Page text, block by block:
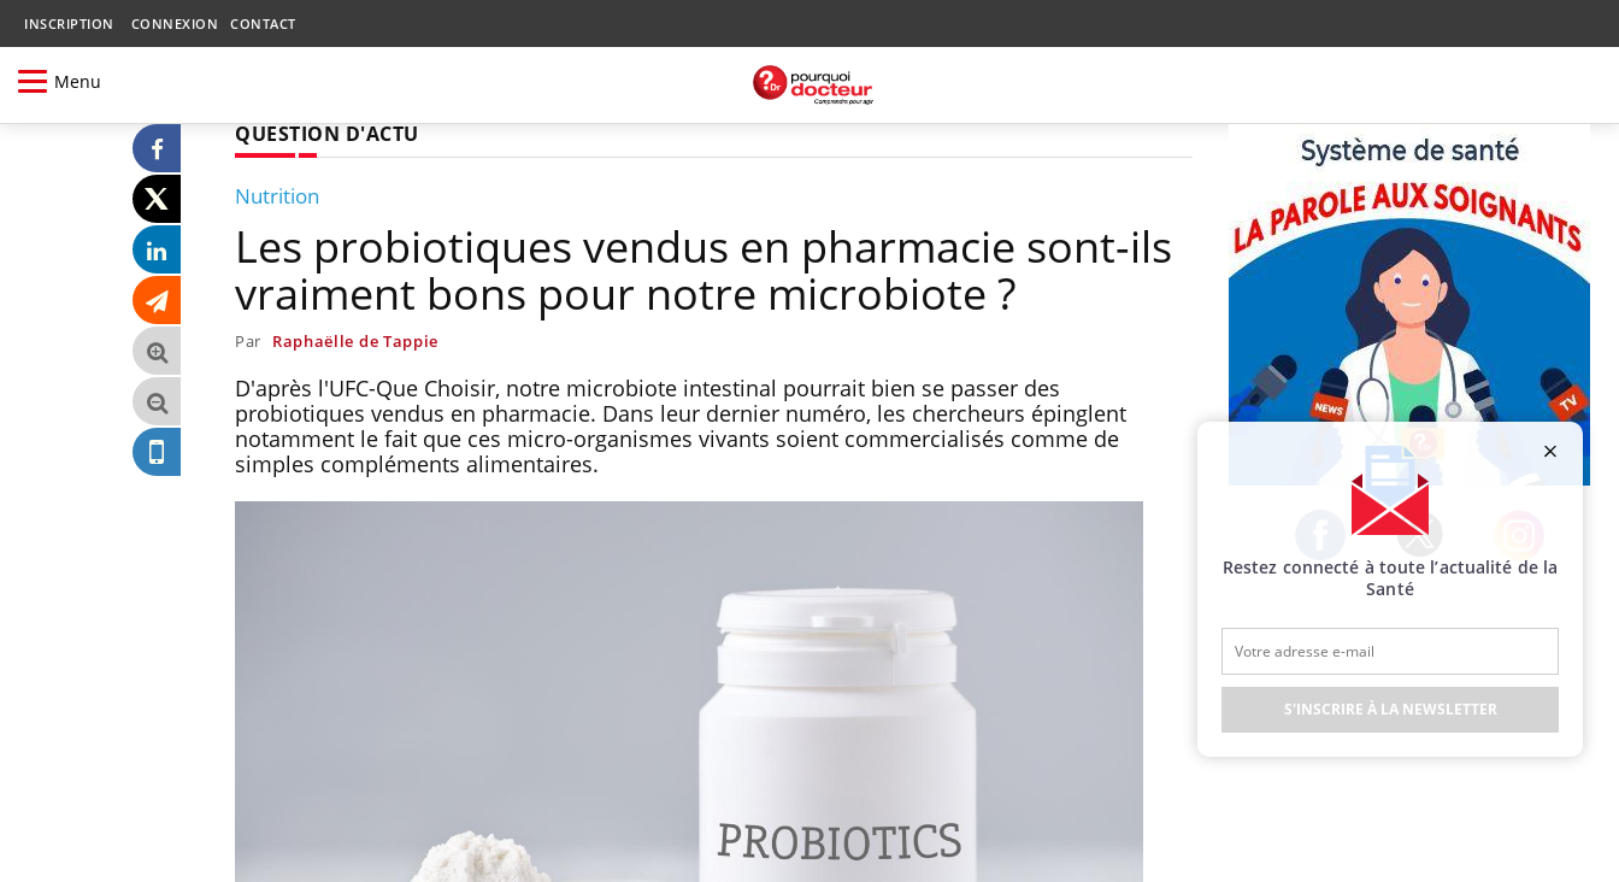
INSCRIPTION CONNEXION CONTACT
Menu
QUESTION D'ACTU
Nutrition
Les probiotiques vendus en pharmacie sont-ils
vraiment bons pour notre microbiote ?
Par Raphaëlle de Tappie
D'après l'UFC-Que Choisir, notre microbiote intestinal pourrait bien se passer des
probiotiques vendus en pharmacie. Dans leur dernier numéro, les chercheurs épinglent
notamment le fait que ces micro-organismes vivants soient commercialisés comme de
simples compléments alimentaires.
Facebook Twitter Instagram
Restez connecté à toute l’actualité de la
Santé
S'INSCRIRE À LA NEWSLETTER